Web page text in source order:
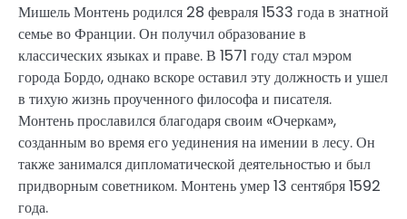
Мишель Монтень родился 28 февраля 1533 года в знатной
семье во Франции. Он получил образование в
классических языках и праве. В 1571 году стал мэром
города Бордо, однако вскоре оставил эту должность и ушел
в тихую жизнь проученного философа и писателя.
Монтень прославился благодаря своим «Очеркам»,
созданным во время его уединения на имении в лесу. Он
также занимался дипломатической деятельностью и был
придворным советником. Монтень умер 13 сентября 1592
года.